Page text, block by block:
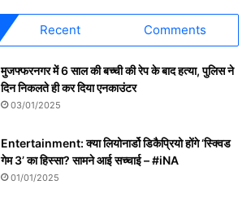
Recent Comments
मुजफ्फरनगर में 6 साल की बच्ची की रेप के बाद हत्या, पुलिस ने
दिन निकलते ही कर दिया एनकाउंटर
03/01/2025
Entertainment: क्या लियोनार्डो डिकैप्रियो होंगे ‘स्क्विड
गेम 3’ का हिस्सा? सामने आई सच्चाई – #iNA
01/01/2025